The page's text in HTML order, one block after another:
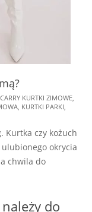
CARRY KURTKI ZIMOWE,
, KURTKI PARKI,
Kurtka czy kożuch
ulubionego okrycia
chwila do
do